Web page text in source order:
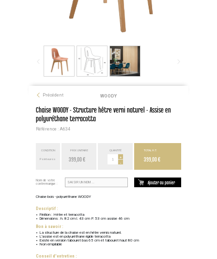
Précédent WOODY
Chaise WOODY - Structure hêtre verni naturel - Assise en
polyuréthane terracotta
Référence : A634
CONDITION
Point euros
PRIX UNITAIRE
399,00 €
QUANTITÉ
+
-
TOTAL H.T.
399,00 €
Nom de votre
contremarque :
Ajouter au panier
Chaise bois - polyuréthane WOODY
Descriptif :
Finition : Hêtre et terracotta
Dimensions : h. 82 cm l. 43 cm P. 53 cm assise 46 cm
Bon à savoir :
La structure de la chaise est en hêtre vernis naturel.
L'assise est en polyuréthane rigide terracotta
Existe en version tabouret bas 65 cm et tabouret haut 80 cm
Non empilable
Conseil d'entretien :